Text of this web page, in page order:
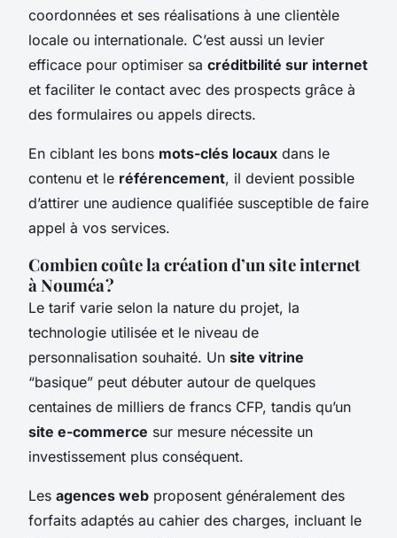
coordonnées et ses réalisations à une clientèle
locale ou internationale. C’est aussi un levier
efficace pour optimiser sa créditbilité sur internet
et faciliter le contact avec des prospects grâce à
des formulaires ou appels directs.
En ciblant les bons mots-clés locaux dans le
contenu et le référencement, il devient possible
d’attirer une audience qualifiée susceptible de faire
appel à vos services.
Combien coûte la création d’un site internet
à Nouméa ?
Le tarif varie selon la nature du projet, la
technologie utilisée et le niveau de
personnalisation souhaité. Un site vitrine
“basique” peut débuter autour de quelques
centaines de milliers de francs CFP, tandis qu’un
site e-commerce sur mesure nécessite un
investissement plus conséquent.
Les agences web proposent généralement des
forfaits adaptés au cahier des charges, incluant le